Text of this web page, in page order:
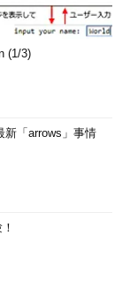
(1/3)
新「arrows」事情